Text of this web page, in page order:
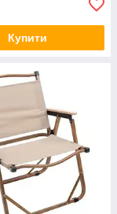
Купити